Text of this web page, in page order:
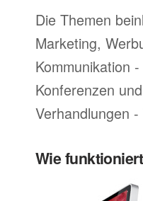
Die Themen
Marketing,
Kommunikation
Konferenzen
Verhandlungen
Wie